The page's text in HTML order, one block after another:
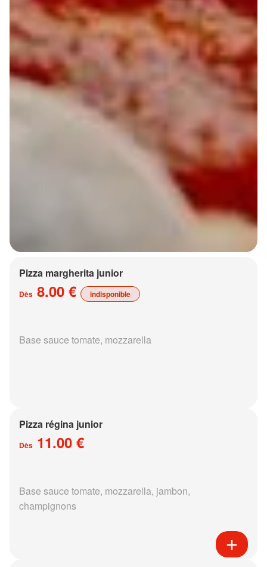
Pizza margherita junior
Dès 8.00 € indisponible
Base sauce tomate, mozzarella
Pizza régina junior
Dès 11.00 €
Base sauce tomate, mozzarella, jambon,
champignons